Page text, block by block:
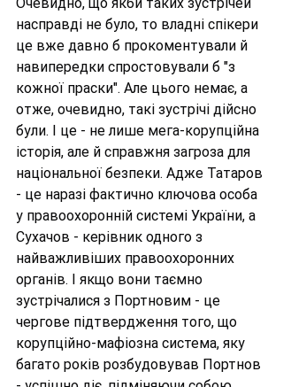
насправді не було, то владні спікери
це вже давно б прокоментували й
навипередки спростовували б "з
кожної праски". Але цього немає, а
отже, очевидно, такі зустрічі дійсно
були. І це - не лише мега-корупційна
історія, але й справжня загроза для
національної безпеки. Адже Татаров
- це наразі фактично ключова особа
у правоохоронній системі України, а
Сухачов - керівник одного з
найважливіших правоохоронних
органів. І якщо вони таємно
зустрічалися з Портновим - це
чергове підтвердження того, що
корупційно-мафіозна система, яку
багато років розбудовував Портнов